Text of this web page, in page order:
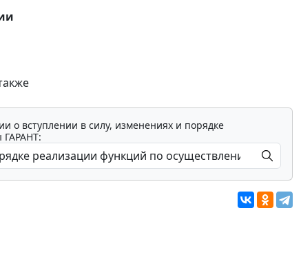
о вступлении в силу, изменениях и порядке
ГАРАНТ: